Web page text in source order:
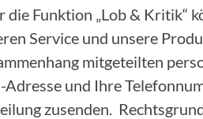
die Funktion „Lob & Kritik“
Service und unsere
mitgeteilten
Adresse und Ihre
zusenden.